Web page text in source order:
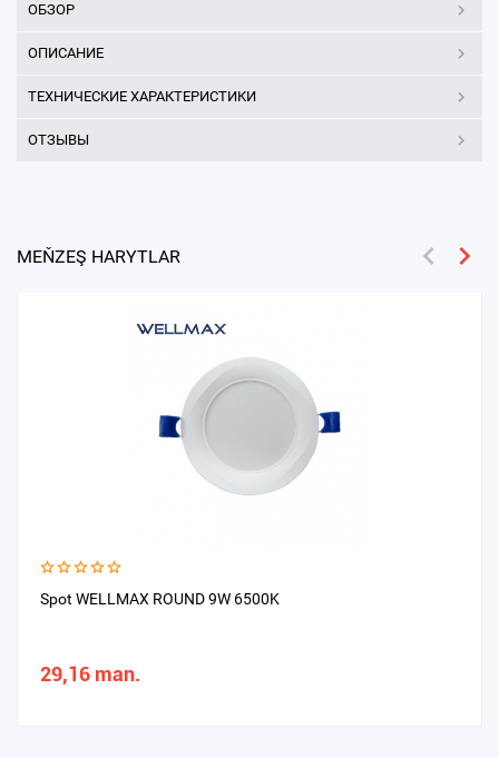
ОБЗОР
ОПИСАНИЕ
ТЕХНИЧЕСКИЕ ХАРАКТЕРИСТИКИ
ОТЗЫВЫ
MEŇZEŞ HARYTLAR
Spot WELLMAX ROUND 9W 6500K
29,16 man.